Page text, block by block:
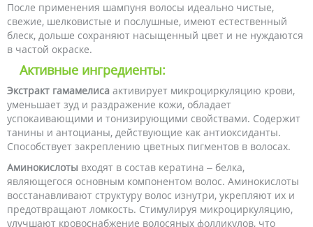
После применения шампуня волосы идеально чистые,
свежие, шелковистые и послушные, имеют естественный
блеск, дольше сохраняют насыщенный цвет и не нуждаются
в частой окраске.
Активные ингредиенты:
Экстракт гамамелиса активирует микроциркуляцию крови,
уменьшает зуд и раздражение кожи, обладает
успокаивающими и тонизирующими свойствами. Содержит
танины и антоцианы, действующие как антиоксиданты.
Способствует закреплению цветных пигментов в волосах.
Аминокислоты входят в состав кератина – белка,
являющегося основным компонентом волос. Аминокислоты
восстанавливают структуру волос изнутри, укрепляют их и
предотвращают ломкость. Стимулируя микроциркуляцию,
улучшают кровоснабжение волосяных фолликулов, что